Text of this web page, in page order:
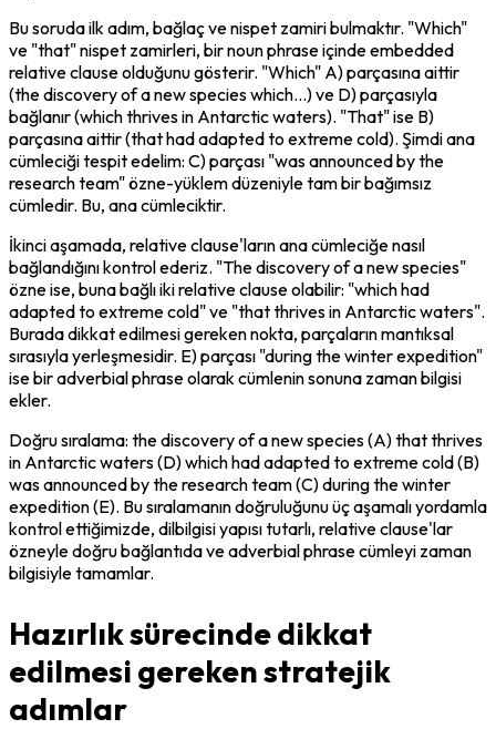
Bu soruda ilk adım, bağlaç ve nispet zamiri bulmaktır. "Which"
ve "that" nispet zamirleri, bir noun phrase içinde embedded
relative clause olduğunu gösterir. "Which" A) parçasına aittir
(the discovery of a new species which...) ve D) parçasıyla
bağlanır (which thrives in Antarctic waters). "That" ise B)
parçasına aittir (that had adapted to extreme cold). Şimdi ana
cümleciği tespit edelim: C) parçası "was announced by the
research team" özne-yüklem düzeniyle tam bir bağımsız
cümledir. Bu, ana cümleciktir.
İkinci aşamada, relative clause'ların ana cümleciğe nasıl
bağlandığını kontrol ederiz. "The discovery of a new species"
özne ise, buna bağlı iki relative clause olabilir: "which had
adapted to extreme cold" ve "that thrives in Antarctic waters".
Burada dikkat edilmesi gereken nokta, parçaların mantıksal
sırasıyla yerleşmesidir. E) parçası "during the winter expedition"
ise bir adverbial phrase olarak cümlenin sonuna zaman bilgisi
ekler.
Doğru sıralama: the discovery of a new species (A) that thrives
in Antarctic waters (D) which had adapted to extreme cold (B)
was announced by the research team (C) during the winter
expedition (E). Bu sıralamanın doğruluğunu üç aşamalı yordamla
kontrol ettiğimizde, dilbilgisi yapısı tutarlı, relative clause'lar
özneyle doğru bağlantıda ve adverbial phrase cümleyi zaman
bilgisiyle tamamlar.
Hazırlık sürecinde dikkat
edilmesi gereken stratejik
adımlar